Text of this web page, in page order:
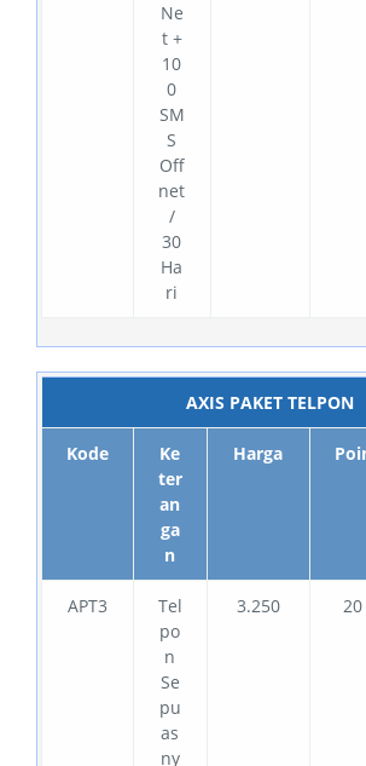
Ne
t +
10
0
SM
S
Off
net
/
30
Ha
ri
AXIS PAKET TELPON
Kode
Ke
ter
an
ga
n
Harga
APT3
Tel
po
n
Se
pu
as
ny
3.250 20